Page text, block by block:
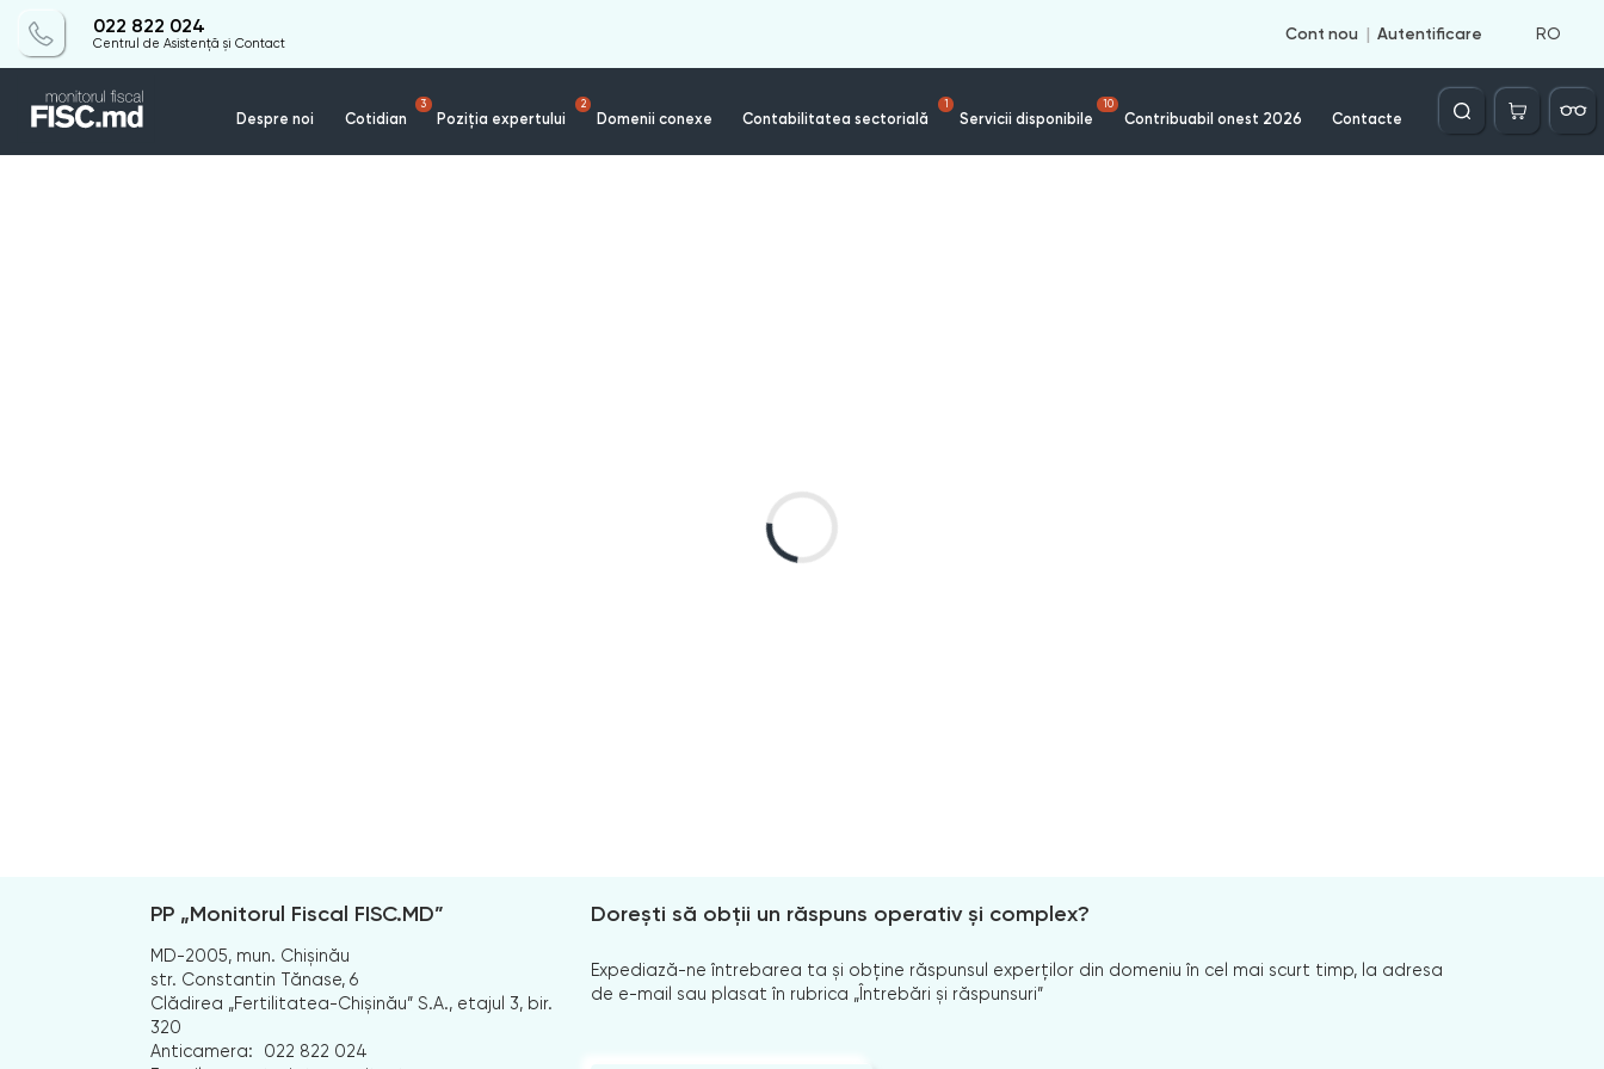
022 822 024
Centrul de Asistență și Contact
Cont nou Autentificare RO
Despre noi Cotidian
3
Poziția expertului
2
Domenii conexe Contabilitatea sectorială
1
Servicii disponibile
10
Contribuabil onest 2026 Contacte
Căutare
PP „Monitorul Fiscal FISC.MD”
MD-2005, mun. Chișinău
str. Constantin Tănase, 6
Clădirea „Fertilitatea-Chișinău” S.A., etajul 3, bir.
320
Anticamera:
022 822 024
Dorești să obții un răspuns operativ și complex?
Expediază-ne întrebarea ta și obține răspunsul experților din domeniu în cel mai scurt timp, la adresa
de e-mail sau plasat în rubrica „Întrebări și răspunsuri”